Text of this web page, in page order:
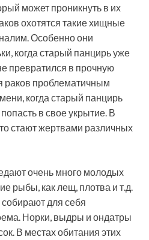
может проникнуть в их
охотятся такие хищные
Особенно они
когда старый панцирь уже
превратился в прочную
раков проблематичным
когда старый панцирь
в свое укрытие. В
стают жертвами различных
очень много молодых
рыбы, как лещ, плотва и т.д.
собирают для себя
Норки, выдры и ондатры
В местах обитания этих